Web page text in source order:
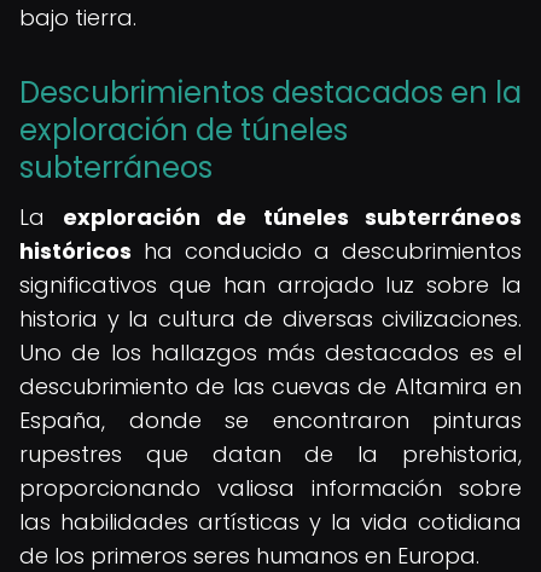
bajo tierra.
Descubrimientos destacados en la
exploración de túneles
subterráneos
La exploración de túneles subterráneos
históricos ha conducido a descubrimientos
significativos que han arrojado luz sobre la
historia y la cultura de diversas civilizaciones.
Uno de los hallazgos más destacados es el
descubrimiento de las cuevas de Altamira en
España, donde se encontraron pinturas
rupestres que datan de la prehistoria,
proporcionando valiosa información sobre
las habilidades artísticas y la vida cotidiana
de los primeros seres humanos en Europa.